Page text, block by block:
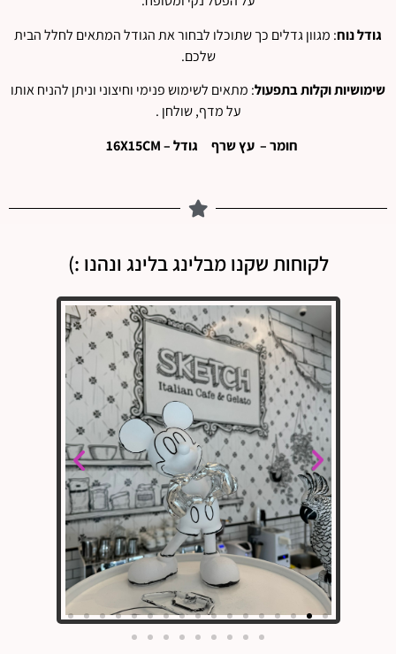
גודל נוח: מגוון גדלים כך שתוכלו לבחור את הגודל המתאים לחלל הבית
שלכם.
שימושיות וקלות בתפעול: מתאים לשימוש פנימי וחיצוני וניתן להניח אותו
על מדף, שולחן .
חומר – עץ שרף גודל – 16X15CM
לקוחות שקנו מבלינג בלינג ונהנו :)